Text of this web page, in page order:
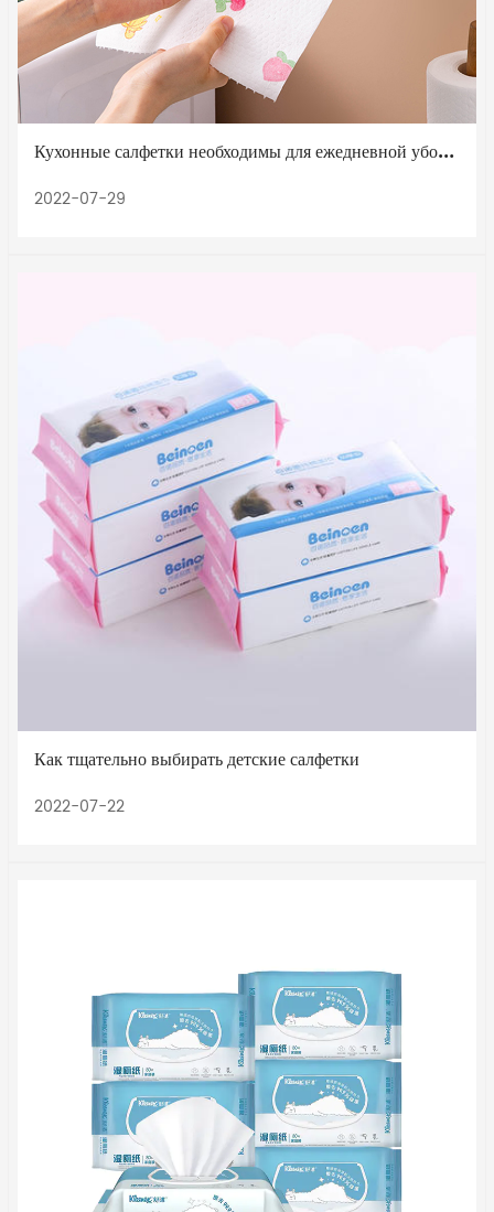
Кухонные салфетки необходимы для ежедневной уборки
2022-07-29
Как тщательно выбирать детские салфетки
2022-07-22